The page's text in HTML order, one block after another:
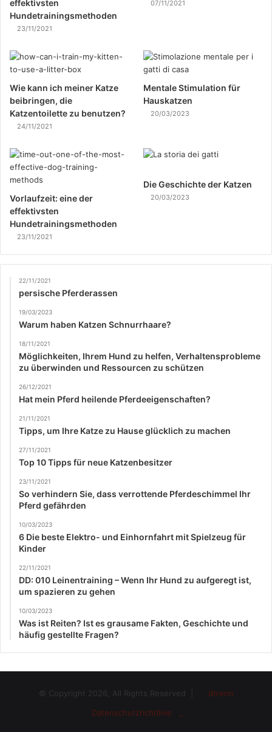
effektivsten
Hundetrainingsmethoden
23/11/2021
07/11/2021
Wie kann ich meiner Katze
beibringen, die
Katzentoilette zu benutzen?
24/11/2021
Mentale Stimulation für
Hauskatzen
20/03/2023
Vorlaufzeit: eine der
effektivsten
Hundetrainingsmethoden
23/11/2021
Die Geschichte der Katzen
20/03/2023
22/11/2021
persische Pferderassen
19/03/2023
Warum haben Katzen Schnurrhaare?
18/11/2021
Möglichkeiten, Ihrem Hund zu helfen, Verhaltensprobleme
zu überwinden und Ressourcen zu schützen
26/12/2021
Hat mein Pferd heilende Pferdeeigenschaften?
21/11/2021
Tipps, um Ihre Katze zu Hause glücklich zu machen
27/11/2021
Top 10 Tipps für neue Katzenbesitzer
23/11/2021
So verhindern Sie, dass verrottende Pferdeschimmel Ihr
Pferd gefährden
10/03/2023
6 Die beste Elektro- und Einhornfahrt mit Spielzeug für
Kinder
22/11/2021
DD: 010 Leinentraining – Wenn Ihr Hund zu aufgeregt ist,
um spazieren zu gehen
10/03/2023
Was ist Reiten? Ist es grausame Fakten, Geschichte und
häufig gestellte Fragen?
© Copyright 2026, All Rights Reserved |
dtrenn
Datenschutzrichtlinie _